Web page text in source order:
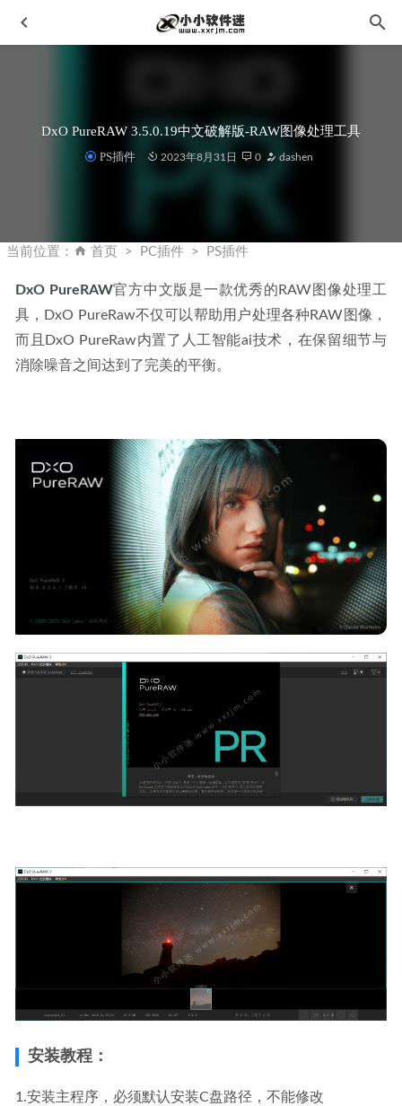
DxO PureRAW 3.5.0.19中文破解版-RAW图像处理工具
PS插件 2023年8月31日 0 dashen
当前位置： 首页 PC插件 PS插件
DxO PureRAW官方中文版是一款优秀的RAW图像处理工
具，DxO PureRaw不仅可以帮助用户处理各种RAW图像，
而且DxO PureRaw内置了人工智能ai技术，在保留细节与
消除噪音之间达到了完美的平衡。
安装教程：
1.安装主程序，必须默认安装C盘路径，不能修改
Media Encoder CC 2020简体中文版下载地址和安装教程
Topaz Video AI 3.2.5中文汉化官方安装版+17G离线模型包
2023-05-10
Canva Cavalry v2.7.2 中文汉化版-2D动画设计软件 2026-05-
27